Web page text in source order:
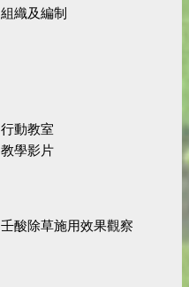
組織及編制
行動教室
教學影片
壬酸除草施用效果觀察